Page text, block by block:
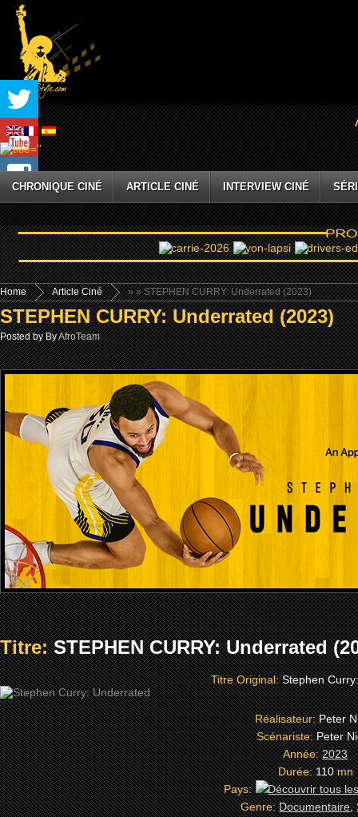
CHRONIQUE CINÉ ARTICLE CINÉ INTERVIEW CINÉ
Home »
Article Ciné » STEPHEN CURRY: Underrated (2023)
STEPHEN CURRY: Underrated (2023)
Posted by ByAfroTeam
Titre:STEPHEN CURRY: Underrated
Titre Original:Stephen
Réalisateur:Peter
Scénariste:Peter
Année:2023
Durée:110mn
Pays:
Genre:Documentaire,